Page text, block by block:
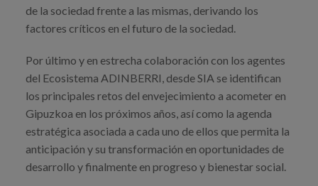
de la sociedad frente a las mismas, derivando los
factores críticos en el futuro de la sociedad.
Por último y en estrecha colaboración con los agentes
del Ecosistema ADINBERRI, desde SIA se identifican
los principales retos del envejecimiento a acometer en
Gipuzkoa en los próximos años, así como la agenda
estratégica asociada a cada uno de ellos que permita la
anticipación y su transformación en oportunidades de
desarrollo y finalmente en progreso y bienestar social.